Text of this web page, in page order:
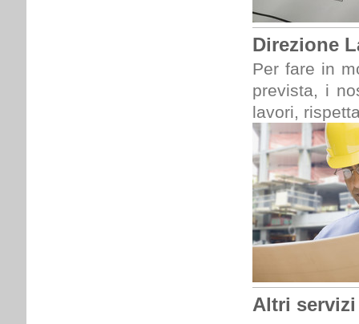
Direzione
Per fare in
prevista, i
lavori,
Altri servizi